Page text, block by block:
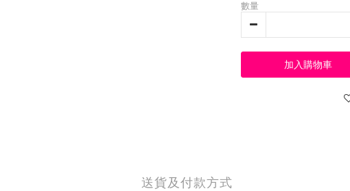
數量
加入購物車
送貨及付款方式